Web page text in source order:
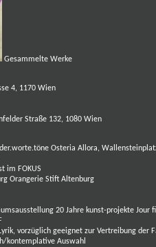
Gesammelte Werke
4, 1170 Wien
Straße 132, 1080 Wien
Osteria Allora,
im FOKUS
Orangerie Stift Altenburg
20 Jahre kunst-projekte Jour
vorzüglich geeignet zur Vertreibung der
kontemplative Auswahl